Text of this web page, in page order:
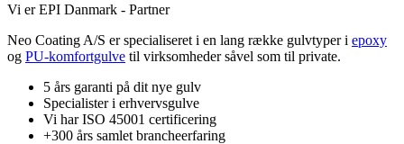
Vi er EPI Danmark - Partner
Neo Coating A/S er specialiseret i en lang række gulvtyper i epoxy
og PU-komfortgulve til virksomheder såvel som til private.
5 års garanti på dit nye gulv
Specialister i erhvervsgulve
Vi har ISO 45001 certificering
+300 års samlet brancheerfaring